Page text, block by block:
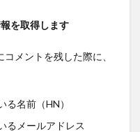
を取得します
メントを残した際に、
名前（HN）
るメールアドレス